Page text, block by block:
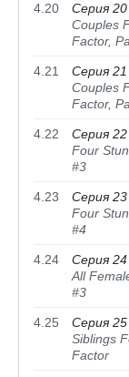
4.20
Серия 20
Couples
Factor,
4.21
Серия 21
Couples
Factor,
4.22
Серия 22
Four
#3
4.23
Серия 23
Four
#4
4.24
Серия 24
All
#3
4.25
Серия 25
Siblings
Factor